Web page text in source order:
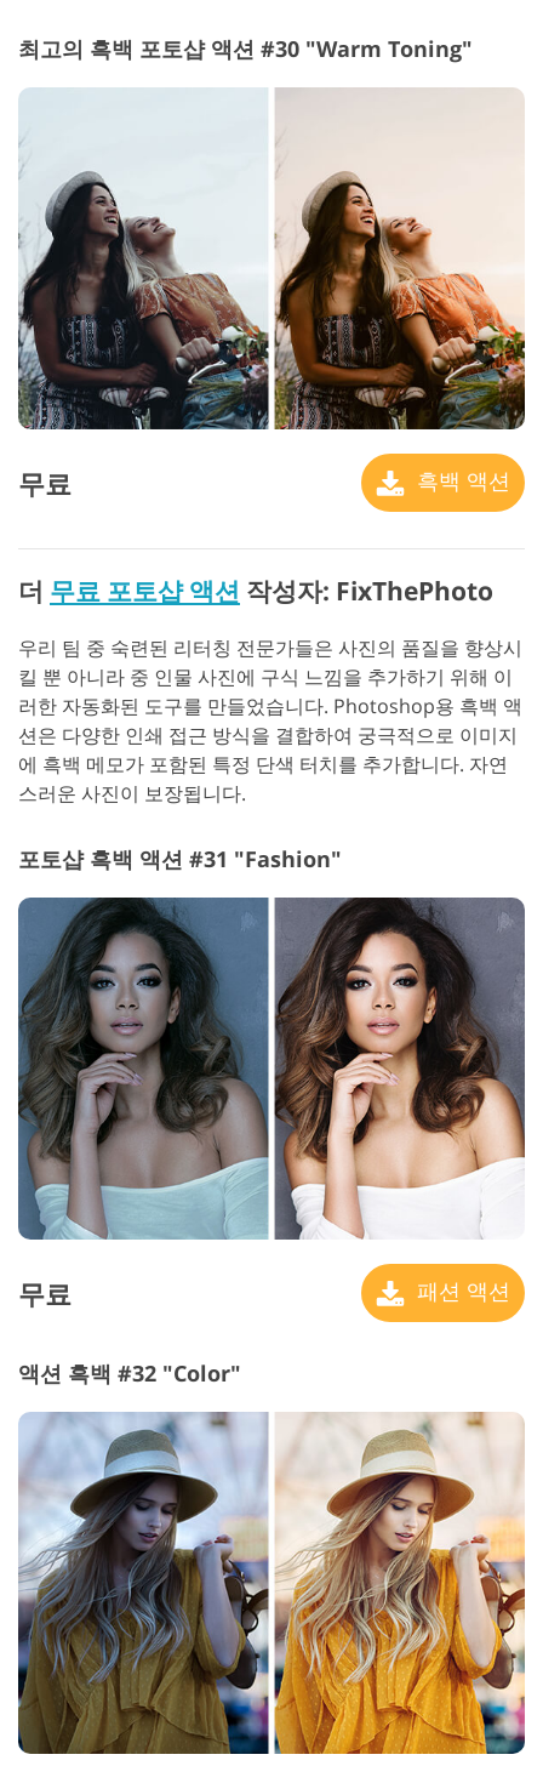
최고의 흑백 포토샵 액션 #30 "Warm Toning"
무료 흑백 액션
더 무료 포토샵 액션 작성자: FixThePhoto
우리 팀 중 숙련된 리터칭 전문가들은 사진의 품질을 향상시
킬 뿐 아니라 중 인물 사진에 구식 느낌을 추가하기 위해 이
러한 자동화된 도구를 만들었습니다. Photoshop용 흑백 액
션은 다양한 인쇄 접근 방식을 결합하여 궁극적으로 이미지
에 흑백 메모가 포함된 특정 단색 터치를 추가합니다. 자연
스러운 사진이 보장됩니다.
포토샵 흑백 액션 #31 "Fashion"
무료 패션 액션
액션 흑백 #32 "Color"